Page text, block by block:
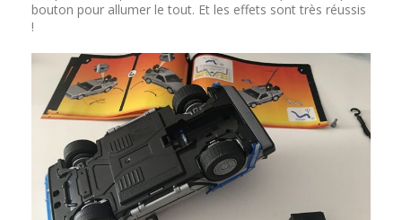
bouton pour allumer le tout. Et les effets sont très réussis
!